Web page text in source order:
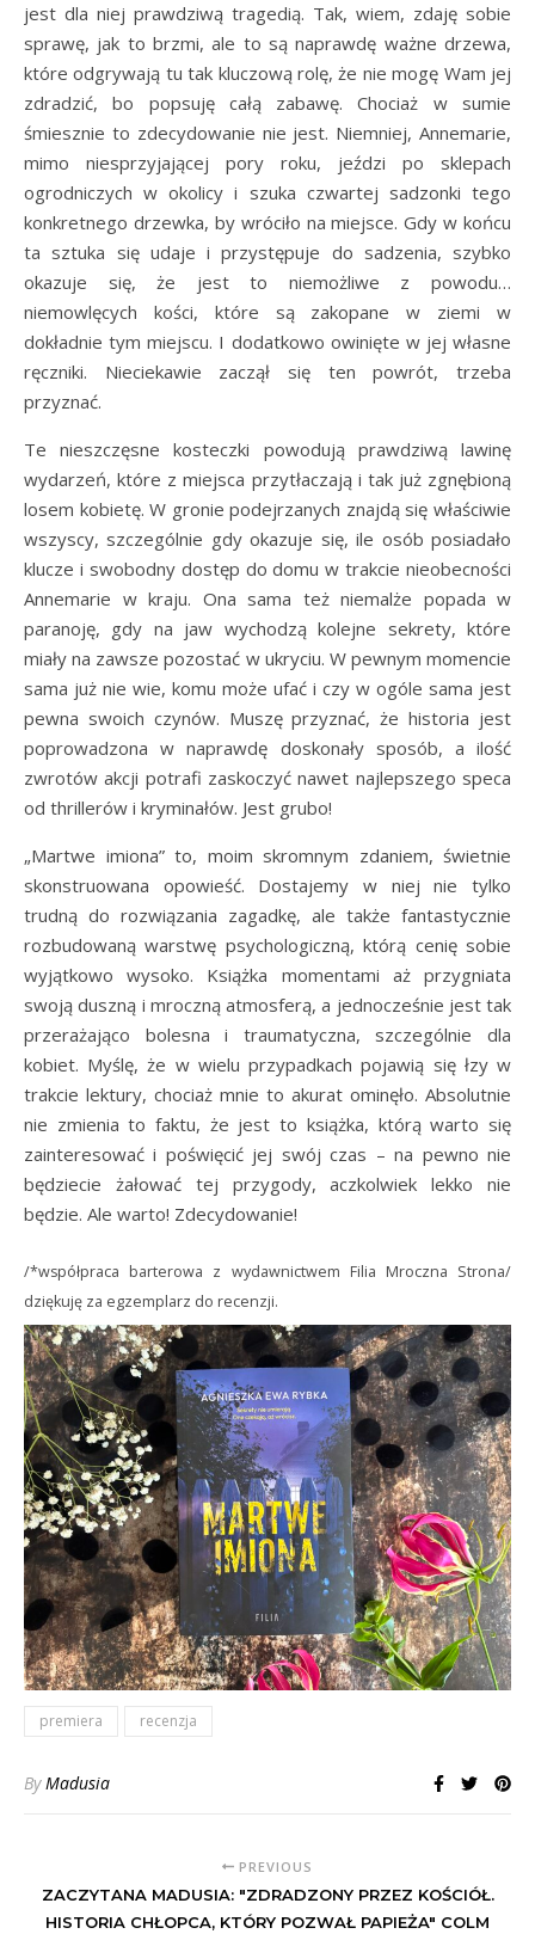
jest dla niej prawdziwą tragedią. Tak, wiem, zdaję sobie
sprawę, jak to brzmi, ale to są naprawdę ważne drzewa,
które odgrywają tu tak kluczową rolę, że nie mogę Wam jej
zdradzić, bo popsuję całą zabawę. Chociaż w sumie
śmiesznie to zdecydowanie nie jest. Niemniej, Annemarie,
mimo niesprzyjającej pory roku, jeździ po sklepach
ogrodniczych w okolicy i szuka czwartej sadzonki tego
konkretnego drzewka, by wróciło na miejsce. Gdy w końcu
ta sztuka się udaje i przystępuje do sadzenia, szybko
okazuje się, że jest to niemożliwe z powodu…
niemowlęcych kości, które są zakopane w ziemi w
dokładnie tym miejscu. I dodatkowo owinięte w jej własne
ręczniki. Nieciekawie zaczął się ten powrót, trzeba
przyznać.
Te nieszczęsne kosteczki powodują prawdziwą lawinę
wydarzeń, które z miejsca przytłaczają i tak już zgnębioną
losem kobietę. W gronie podejrzanych znajdą się właściwie
wszyscy, szczególnie gdy okazuje się, ile osób posiadało
klucze i swobodny dostęp do domu w trakcie nieobecności
Annemarie w kraju. Ona sama też niemalże popada w
paranoję, gdy na jaw wychodzą kolejne sekrety, które
miały na zawsze pozostać w ukryciu. W pewnym momencie
sama już nie wie, komu może ufać i czy w ogóle sama jest
pewna swoich czynów. Muszę przyznać, że historia jest
poprowadzona w naprawdę doskonały sposób, a ilość
zwrotów akcji potrafi zaskoczyć nawet najlepszego speca
od thrillerów i kryminałów. Jest grubo!
„Martwe imiona” to, moim skromnym zdaniem, świetnie
skonstruowana opowieść. Dostajemy w niej nie tylko
trudną do rozwiązania zagadkę, ale także fantastycznie
rozbudowaną warstwę psychologiczną, którą cenię sobie
wyjątkowo wysoko. Książka momentami aż przygniata
swoją duszną i mroczną atmosferą, a jednocześnie jest tak
przerażająco bolesna i traumatyczna, szczególnie dla
kobiet. Myślę, że w wielu przypadkach pojawią się łzy w
trakcie lektury, chociaż mnie to akurat ominęło. Absolutnie
nie zmienia to faktu, że jest to książka, którą warto się
zainteresować i poświęcić jej swój czas – na pewno nie
będziecie żałować tej przygody, aczkolwiek lekko nie
będzie. Ale warto! Zdecydowanie!
/*współpraca barterowa z wydawnictwem Filia Mroczna Strona/
dziękuję za egzemplarz do recenzji.
premiera recenzja
ByMadusia
PREVIOUS
ZACZYTANA MADUSIA: "ZDRADZONY PRZEZ KOŚCIÓŁ.
HISTORIA CHŁOPCA, KTÓRY POZWAŁ PAPIEŻA" COLM